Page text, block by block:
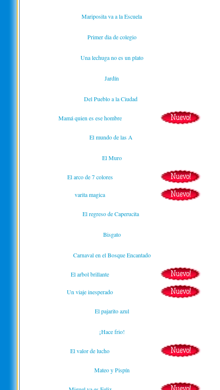
Mariposita va a la Escuela
Primer dia de colegio
Una lechuga no es un plato
Jardín
Del Pueblo a la Ciudad
Mamá quien es ese hombre
El mundo de las A
El Muro
El arco de 7 colores
varita magica
El regreso de Caperucita
Bisgato
Carnaval en el Bosque Encantado
El arbol brillante
Un viaje inesperado
El pajarito azul
¡Hace frio!
El valor de lucho
Mateo y Pispín